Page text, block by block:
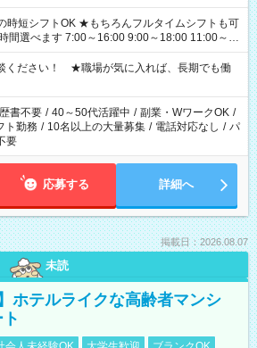
もちろんフルタイムシフトも可
間選べます 7:00～16:00 9:00～18:00 11:00～
他のお仕事と合わせ
業はご案内できません ※法令に基づき、週20時
会保険への加入対象となります ※労働者派遣法
原則禁止）により、短時間・短期間の就業はご
合があります
ください！ ★職場が気に入れば、長期でも働
書不要 / 40～50代活躍中 / 副業・WワークOK /
ト勤務 / 10名以上の大量募集 / 電話対応なし / パ
要
応募する 詳細へ
掲載日：2026.08.07
未読
ホテルライクな高齢者マンシ